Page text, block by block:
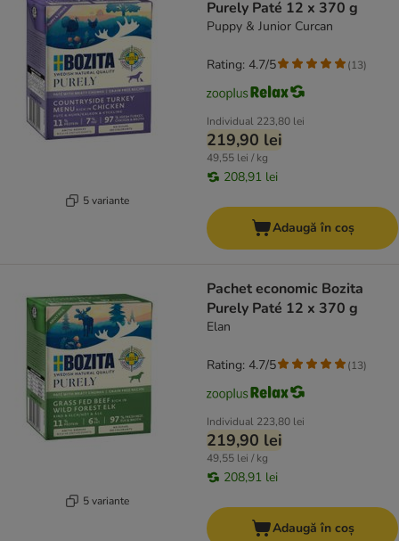
5 variante
Purely Paté 12 x 370 g
Puppy & Junior Curcan
Individual 223,80 lei
219,90 lei
49,55 lei / kg
208,91 lei
Rating: 4.7/5 (13)
Adaugă în coș
5 variante
Pachet economic Bozita
Purely Paté 12 x 370 g
Elan
Individual 223,80 lei
219,90 lei
49,55 lei / kg
208,91 lei
Rating: 4.7/5 (13)
Adaugă în coș